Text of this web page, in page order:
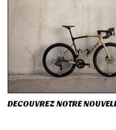
DECOUVREZ NOTRE